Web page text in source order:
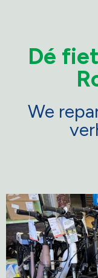
Van nieuw
Dé
We